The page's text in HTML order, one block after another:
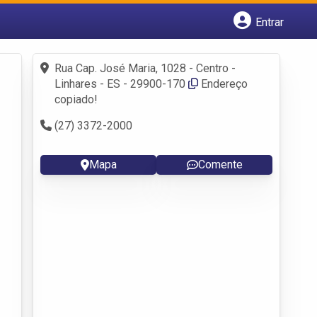
Entrar
Fazer login
Criar conta
Rua Cap. José Maria, 1028 - Centro -
Linhares - ES - 29900-170
Endereço
copiado!
(27) 3372-2000
Mapa Comente